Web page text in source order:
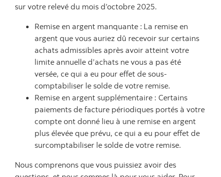
sur votre relevé du mois d’octobre 2025.
Remise en argent manquante : La remise en
argent que vous auriez dû recevoir sur certains
achats admissibles après avoir atteint votre
limite annuelle d’achats ne vous a pas été
versée, ce qui a eu pour effet de sous-
comptabiliser le solde de votre remise.
Remise en argent supplémentaire : Certains
paiements de facture périodiques portés à votre
compte ont donné lieu à une remise en argent
plus élevée que prévu, ce qui a eu pour effet de
surcomptabiliser le solde de votre remise.
Nous comprenons que vous puissiez avoir des